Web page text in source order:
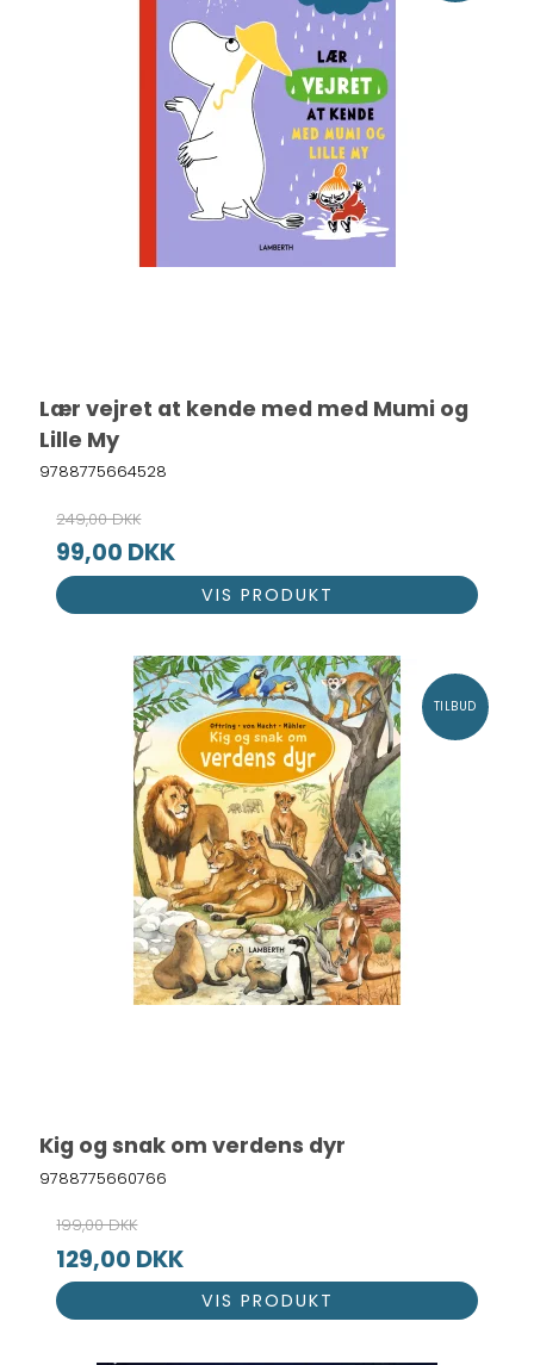
Lær vejret at kende med med Mumi og
Lille My
9788775664528
249,00 DKK
99,00 DKK
VIS PRODUKT
TILBUD
Kig og snak om verdens dyr
9788775660766
199,00 DKK
129,00 DKK
VIS PRODUKT